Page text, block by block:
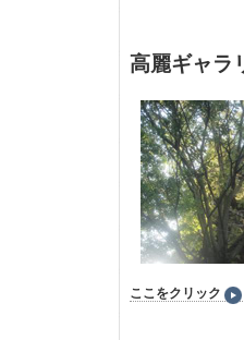
高麗ギャ
ここをクリック